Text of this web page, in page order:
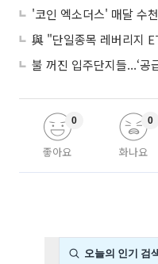
'코인 엑소더스' 매달 수
불 꺼진 입주단지들...‘공
좋아요
0
화나요
0